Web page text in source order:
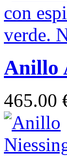
Anillo
465.00